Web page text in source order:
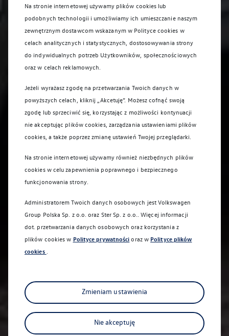
Na stronie internetowej używamy plików cookies lub
podobnych technologii i umożliwiamy ich umieszczanie naszym
zewnętrznym dostawcom wskazanym w Polityce cookies w
celach analitycznych i statystycznych, dostosowywania strony
do indywidualnych potrzeb Użytkowników, społecznościowych
oraz w celach reklamowych.
Jeżeli wyrażasz zgodę na przetwarzania Twoich danych w
powyższych celach, kliknij „Akcetuję”. Możesz cofnąć swoją
zgodę lub sprzeciwić się, korzystając z możliwości kontynuacji
nie akceptując plików cookies, zarządzania ustawieniami plików
cookies, a także poprzez zmianę ustawień Twojej przeglądarki.
Na stronie internetowej używamy również niezbędnych plików
cookies w celu zapewnienia poprawnego i bezpiecznego
funkcjonowania strony.
Administratorem Twoich danych osobowych jest Volkswagen
Group Polska Sp. z o.o. oraz Ster Sp. z o.o.. Więcej informacji
dot. przetwarzania danych osobowych oraz korzystania z
plików cookies w Polityce prywatności oraz w Polityce plików
cookies .
Zmieniam ustawienia
Nie akceptuję